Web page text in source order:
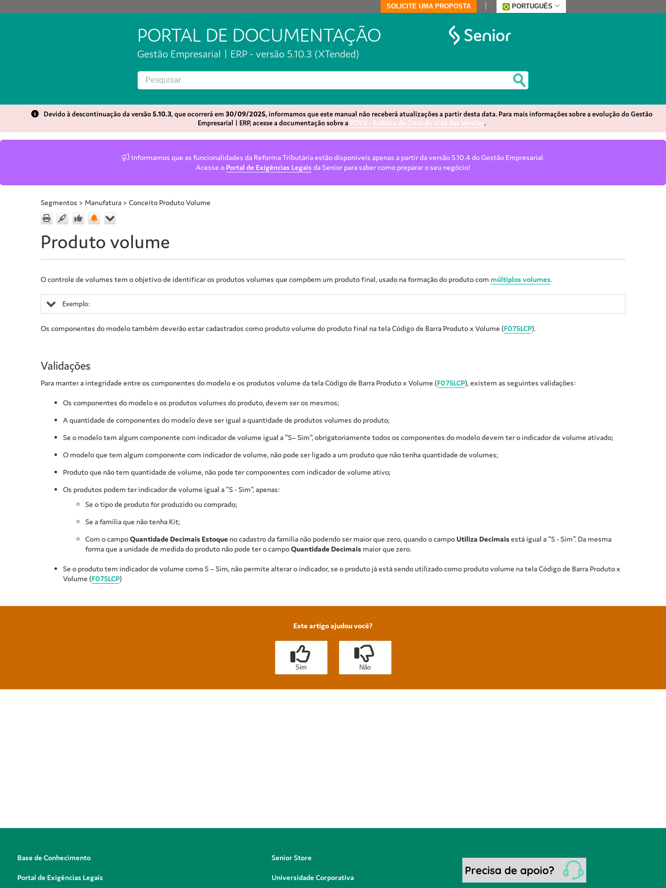
SOLICITE UMA PROPOSTA PORTUGUÊS
PORTAL DE DOCUMENTAÇÃO
Gestão Empresarial | ERP - versão 5.10.3 (XTended)
Devido à descontinuação da versão5.10.3, que ocorrerá em30/09/2025, informamos que este manual não receberá atualizações a partir desta data. Para mais informações sobre a evolução do Gestão
Empresarial | ERP, acesse a documentação sobre a PCVV - Política do Ciclo de Vida das Versões.
Informamos que as funcionalidades da Reforma Tributária estão disponíveis apenas a partir da versão 5.10.4 do Gestão Empresarial.
Acesse o Portal de Exigências Legais da Senior para saber como preparar o seu negócio!
Segmentos > Manufatura > Conceito Produto Volume
Produto volume
O controle de volumes tem o objetivo de identificar os produtos volumes que compõem um produto final, usado na formação do produto com múltiplos volumes.
Exemplo:
Os componentes do modelo também deverão estar cadastrados como produto volume do produto final na tela Código de Barra Produto x Volume (F075LCP).
Validações
Para manter a integridade entre os componentes do modelo e os produtos volume da tela Código de Barra Produto x Volume (F075LCP), existem as seguintes validações:
Os componentes do modelo e os produtos volumes do produto, devem ser os mesmos;
A quantidade de componentes do modelo deve ser igual a quantidade de produtos volumes do produto;
Se o modelo tem algum componente com indicador de volume igual a "S– Sim", obrigatoriamente todos os componentes do modelo devem ter o indicador de volume ativado;
O modelo que tem algum componente com indicador de volume, não pode ser ligado a um produto que não tenha quantidade de volumes;
Produto que não tem quantidade de volume, não pode ter componentes com indicador de volume ativo;
Os produtos podem ter indicador de volume igual a "S - Sim", apenas:
Se o tipo de produto for produzido ou comprado;
Se a família que não tenha Kit;
Com o campoQuantidade Decimais Estoque no cadastro da família não podendo ser maior que zero, quando o campo Utiliza Decimaisestá igual a "S - Sim". Da mesma
forma que a unidade de medida do produto não pode ter o campoQuantidade Decimais maior que zero.
Se o produto tem indicador de volume como S – Sim, não permite alterar o indicador, se o produto já está sendo utilizado como produto volume na tela Código de Barra Produto x
Volume (F075LCP)
Este artigo ajudou você?
Sim Não
Base de Conhecimento
Portal de Exigências Legais
Senior Store
Universidade Corporativa